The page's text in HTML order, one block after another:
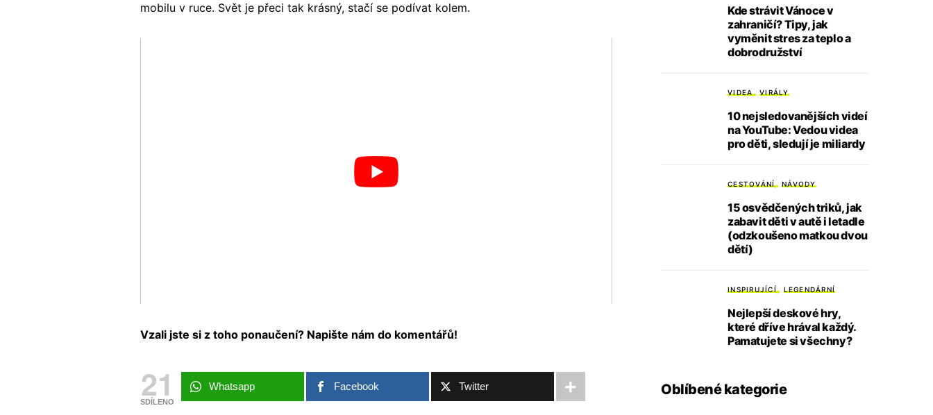
mobilu v ruce. Svět je přeci tak krásný, stačí se podívat kolem.
Vzali jste si z toho ponaučení? Napište nám do komentářů!
21
SDÍLENO
Whatsapp Facebook Twitter
Kde strávit Vánoce v
zahraničí? Tipy, jak
vyměnit stres za teplo a
dobrodružství
VIDEA VIRÁLY
10 nejsledovanějších videí
na YouTube: Vedou videa
pro děti, sledují je miliardy
CESTOVÁNÍ NÁVODY
15 osvědčených triků, jak
zabavit děti v autě i letadle
(odzkoušeno matkou dvou
dětí)
INSPIRUJÍCÍ LEGENDÁRNÍ
Nejlepší deskové hry,
které dříve hrával každý.
Pamatujete si všechny?
Oblíbené kategorie